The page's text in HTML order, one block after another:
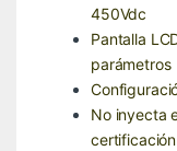
450Vdc
Pantalla
parámetros
No inyecta
certificación